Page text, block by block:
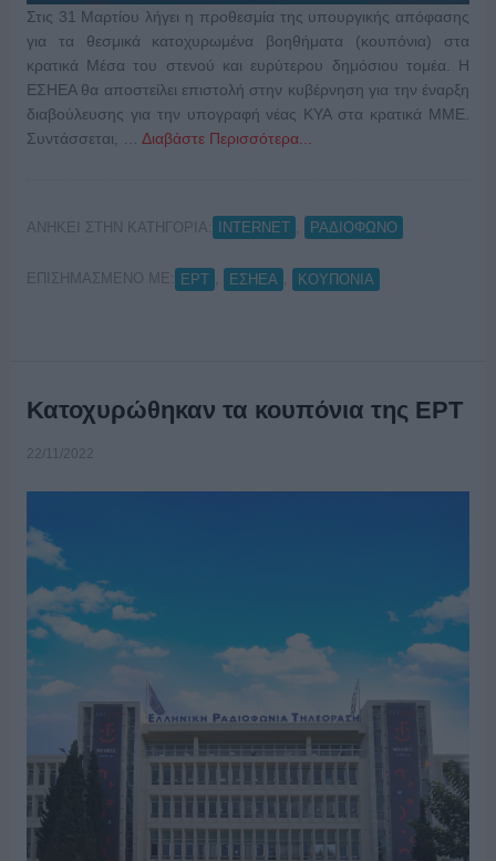
Στις 31 Μαρτίου λήγει η προθεσμία της υπουργικής απόφασης
για τα θεσμικά κατοχυρωμένα βοηθήματα (κουπόνια) στα
κρατικά Μέσα του στενού και ευρύτερου δημόσιου τομέα. Η
ΕΣΗΕΑ θα αποστείλει επιστολή στην κυβέρνηση για την έναρξη
διαβούλευσης για την υπογραφή νέας ΚΥΑ στα κρατικά ΜΜΕ.
Συντάσσεται, … Διαβάστε Περισσότερα...
ΑΝΗΚΕΙ ΣΤΗΝ ΚΑΤΗΓΟΡΙΑ: INTERNET ΡΑΔΙΟΦΩΝΟ
ΕΠΙΣΗΜΑΣΜΕΝΟ ΜΕ: ΕΡΤ ΕΣΗΕΑ ΚΟΥΠΟΝΙΑ
Κατοχυρώθηκαν τα κουπόνια της ΕΡΤ
22/11/2022